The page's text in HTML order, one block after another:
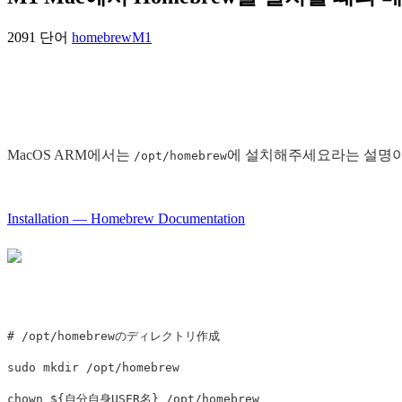
2091 단어 homebrewM1
MacOS ARM에서는 /opt/homebrew에 설치해주세요라는 설명
Installation — Homebrew Documentation
# /opt/homebrewのディレクトリ作成
sudo mkdir
chown ${ 自分自身USER名 } /opt/homebrew